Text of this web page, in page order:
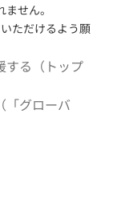
せん。
ただけるよう願
する（トップ
「グローバ